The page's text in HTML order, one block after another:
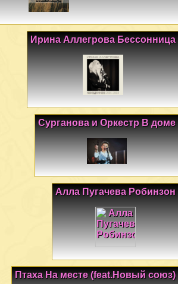
Ирина Аллегрова Бессонница
Сурганова и Оркестр В доме
Алла Пугачева Робинзон
Птаха На месте (feat.Новый союз)